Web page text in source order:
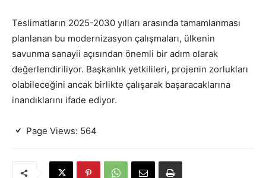
Teslimatların 2025-2030 yılları arasında tamamlanması
planlanan bu modernizasyon çalışmaları, ülkenin
savunma sanayii açısından önemli bir adım olarak
değerlendiriliyor. Başkanlık yetkilileri, projenin zorlukları
olabileceğini ancak birlikte çalışarak başaracaklarına
inandıklarını ifade ediyor.
Page Views: 564